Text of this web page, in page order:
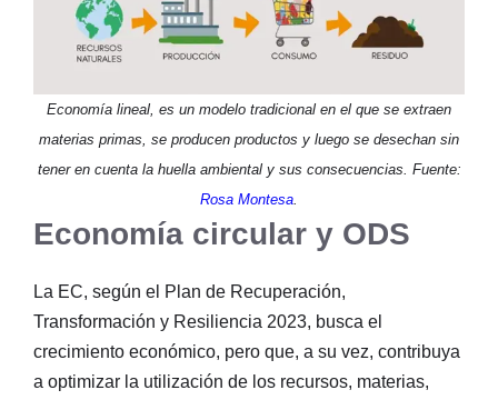
Economía lineal, es un modelo tradicional en el que se extraen
materias primas, se producen productos y luego se desechan sin
tener en cuenta la huella ambiental y sus consecuencias. Fuente:
Rosa Montesa
Economía circular y ODS
La EC, según el Plan de Recuperación,
Transformación y Resiliencia 2023, busca el
crecimiento económico, pero que, a su vez, contribuya
a optimizar la utilización de los recursos, materias,